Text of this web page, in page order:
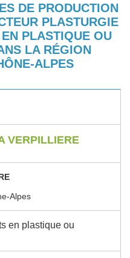
DE PRODUCTION
PLASTURGIE
PLASTIQUE OU
LA RÉGION
ALPES
VERPILLIERE
Alpes
en plastique ou